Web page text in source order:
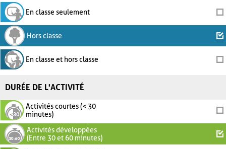
En classe seulement
Hors classe
En classe et hors classe
DURÉE DE L'ACTIVITÉ
Activités courtes (< 30
minutes)
Activités développées
(Entre 30 et 60 minutes)